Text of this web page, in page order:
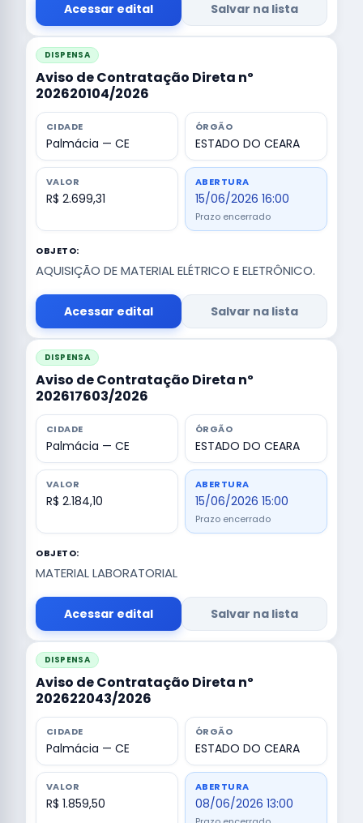
Acessar edital Salvar na lista
DISPENSA
Aviso de Contratação Direta nº
202620104/2026
CIDADE
Palmácia — CE
ÓRGÃO
ESTADO DO CEARA
VALOR
R$ 2.699,31
ABERTURA
15/06/2026 16:00
Prazo encerrado
OBJETO:
AQUISIÇÃO DE MATERIAL ELÉTRICO E ELETRÔNICO.
Acessar edital Salvar na lista
DISPENSA
Aviso de Contratação Direta nº
202617603/2026
CIDADE
Palmácia — CE
ÓRGÃO
ESTADO DO CEARA
VALOR
R$ 2.184,10
ABERTURA
15/06/2026 15:00
Prazo encerrado
OBJETO:
MATERIAL LABORATORIAL
Acessar edital Salvar na lista
DISPENSA
Aviso de Contratação Direta nº
202622043/2026
CIDADE
Palmácia — CE
ÓRGÃO
ESTADO DO CEARA
VALOR
R$ 1.859,50
ABERTURA
08/06/2026 13:00